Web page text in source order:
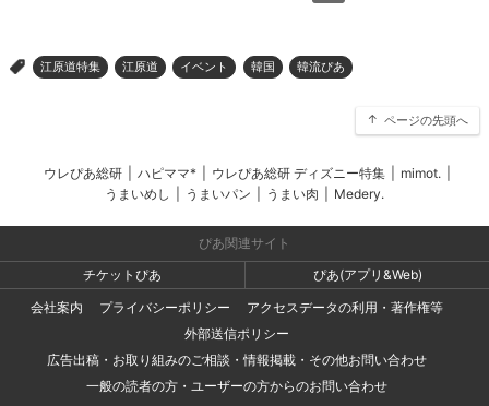
> 江原道特集 江原道 イベント 韓国 韓流ぴあ
ページの先頭へ
ウレぴあ総研 ハピママ* ウレぴあ総研 ディズニー特集 mimot.
うまいめし
うまいパン うまい肉 Medery.
ぴあ関連サイト
チケットぴあ
ぴあ(アプリ&Web)
会社案内
プライバシーポリシー
アクセスデータの利用・著作権等
外部送信ポリシー
広告出稿・お取り組みのご相談・情報掲載・その他お問い合わせ
一般の読者の方・ユーザーの方からのお問い合わせ